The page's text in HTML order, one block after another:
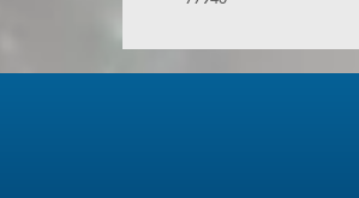
Le nettoyage redonnera plus
propre est brillant et offre un